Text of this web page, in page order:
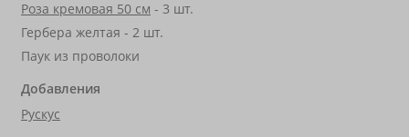
Роза кремовая 50 см - 3 шт.
Гербера желтая - 2 шт.
Паук из проволоки
Добавления
Рускус